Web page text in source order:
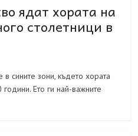
ядат хората на
столетници в
в сините зони, където хората
Ето ги най-важните